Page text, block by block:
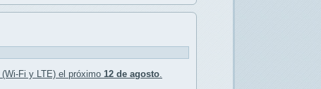
(Wi-Fi y LTE) el próximo 12 de agosto.